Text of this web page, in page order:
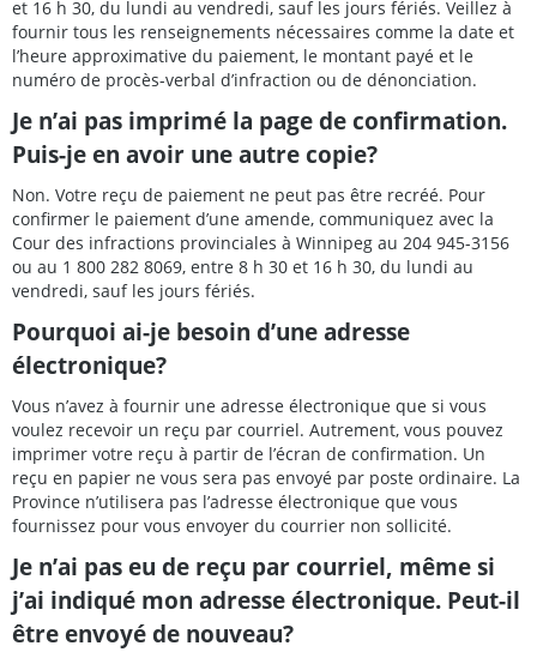
et 16 h 30, du lundi au vendredi, sauf les jours fériés. Veillez à
fournir tous les renseignements nécessaires comme la date et
l’heure approximative du paiement, le montant payé et le
numéro de procès-verbal d’infraction ou de dénonciation.
Je n’ai pas imprimé la page de confirmation.
Puis-je en avoir une autre copie?
Non. Votre reçu de paiement ne peut pas être recréé. Pour
confirmer le paiement d’une amende, communiquez avec la
Cour des infractions provinciales à Winnipeg au 204 945-3156
ou au 1 800 282 8069, entre 8 h 30 et 16 h 30, du lundi au
vendredi, sauf les jours fériés.
Pourquoi ai-je besoin d’une adresse
électronique?
Vous n’avez à fournir une adresse électronique que si vous
voulez recevoir un reçu par courriel. Autrement, vous pouvez
imprimer votre reçu à partir de l’écran de confirmation. Un
reçu en papier ne vous sera pas envoyé par poste ordinaire. La
Province n’utilisera pas l’adresse électronique que vous
fournissez pour vous envoyer du courrier non sollicité.
Je n’ai pas eu de reçu par courriel, même si
j’ai indiqué mon adresse électronique. Peut-il
être envoyé de nouveau?